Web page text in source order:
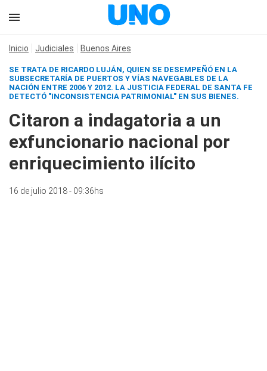
Inicio Judiciales Buenos Aires
SE TRATA DE RICARDO LUJÁN, QUIEN SE DESEMPEÑÓ EN LA
SUBSECRETARÍA DE PUERTOS Y VÍAS NAVEGABLES DE LA
NACIÓN ENTRE 2006 Y 2012. LA JUSTICIA FEDERAL DE SANTA FE
DETECTÓ "INCONSISTENCIA PATRIMONIAL" EN SUS BIENES.
Citaron a indagatoria a un
exfuncionario nacional por
enriquecimiento ilícito
16 de julio 2018 - 09:36hs